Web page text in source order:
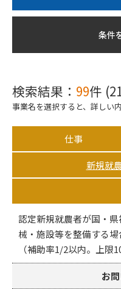
条件
検索結果： 99件
事業名を選択すると、詳しい
仕事
新規就
認定新規就農者が国・
械・施設等を整備する場
（補助率1/2以内。上限
お